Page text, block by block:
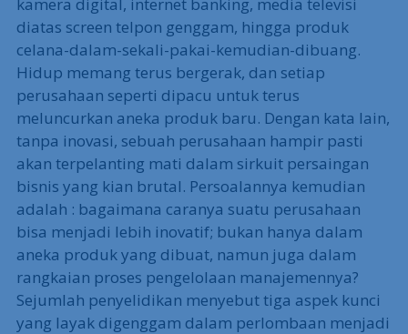
diatas screen telpon genggam, hingga produk
celana-dalam-sekali-pakai-kemudian-dibuang.
Hidup memang terus bergerak, dan setiap
perusahaan seperti dipacu untuk terus
meluncurkan aneka produk baru. Dengan kata lain,
tanpa inovasi, sebuah perusahaan hampir pasti
akan terpelanting mati dalam sirkuit persaingan
bisnis yang kian brutal. Persoalannya kemudian
adalah : bagaimana caranya suatu perusahaan
bisa menjadi lebih inovatif; bukan hanya dalam
aneka produk yang dibuat, namun juga dalam
rangkaian proses pengelolaan manajemennya?
Sejumlah penyelidikan menyebut tiga aspek kunci
yang layak digenggam dalam perlombaan menjadi